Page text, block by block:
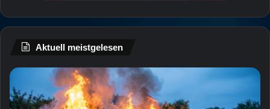
Aktuell meistgelesen